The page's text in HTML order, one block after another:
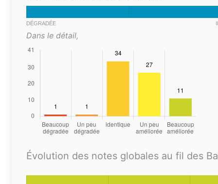
DÉGRADÉE
Dans le détail,
Évolution des notes globales au fil des